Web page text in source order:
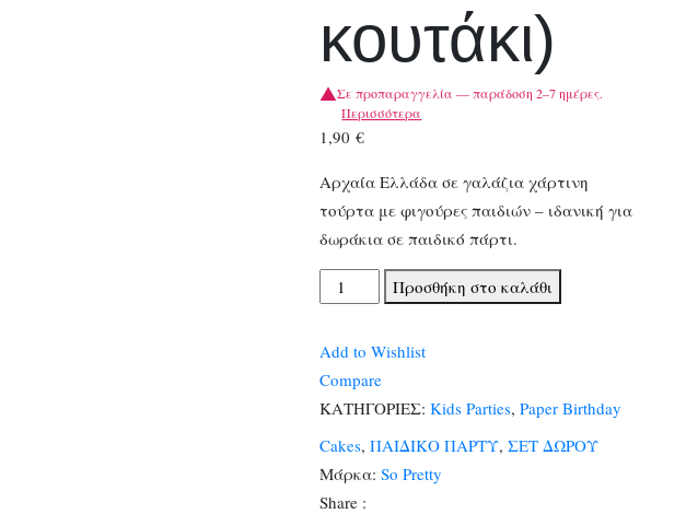
κουτάκι)
Σε προπαραγγελία — παράδοση 2–7 ημέρες.
Περισσότερα
1,90€
Αρχαία Ελλάδα σε γαλάζια χάρτινη
τούρτα με φιγούρες παιδιών – ιδανική για
δωράκια σε παιδικό πάρτι.
Χάρτινη
Τούρτα
κουτάκι)
ποσότητα
Προσθήκη στο καλάθι
Add to Wishlist
Compare
ΚΑΤΗΓΟΡΙΕΣ: Kids Parties,Paper Birthday
Cakes,ΠΑΙΔΙΚΟ ΠΑΡΤΥ,ΣΕΤ ΔΩΡΟΥ
Μάρκα:So Pretty
Share :